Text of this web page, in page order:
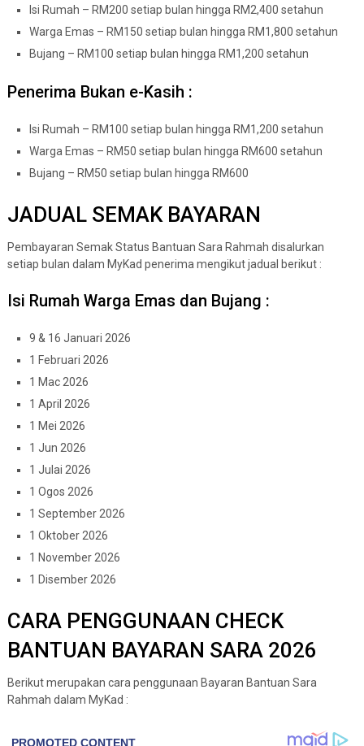
Isi Rumah – RM200 setiap bulan hingga RM2,400 setahun
Warga Emas – RM150 setiap bulan hingga RM1,800 setahun
Bujang – RM100 setiap bulan hingga RM1,200 setahun
Penerima Bukan e-Kasih :
Isi Rumah – RM100 setiap bulan hingga RM1,200 setahun
Warga Emas – RM50 setiap bulan hingga RM600 setahun
Bujang – RM50 setiap bulan hingga RM600
JADUAL SEMAK BAYARAN
Pembayaran Semak Status Bantuan Sara Rahmah disalurkan
setiap bulan dalam MyKad penerima mengikut jadual berikut :
Isi Rumah Warga Emas dan Bujang :
9 & 16 Januari 2026
1 Februari 2026
1 Mac 2026
1 April 2026
1 Mei 2026
1 Jun 2026
1 Julai 2026
1 Ogos 2026
1 September 2026
1 Oktober 2026
1 November 2026
1 Disember 2026
CARA PENGGUNAAN CHECK
BANTUAN BAYARAN SARA 2026
Berikut merupakan cara penggunaan Bayaran Bantuan Sara
Rahmah dalam MyKad :